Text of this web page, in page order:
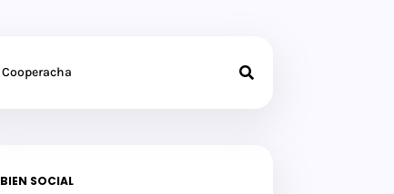
Cooperacha
BIEN SOCIAL